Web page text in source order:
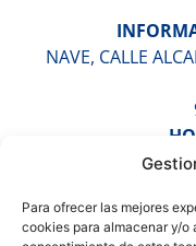
Para ofrecer las mejores
cookies para almacenar y/o
NAVE, CALLE
LUNES A
SÁBADOS DE